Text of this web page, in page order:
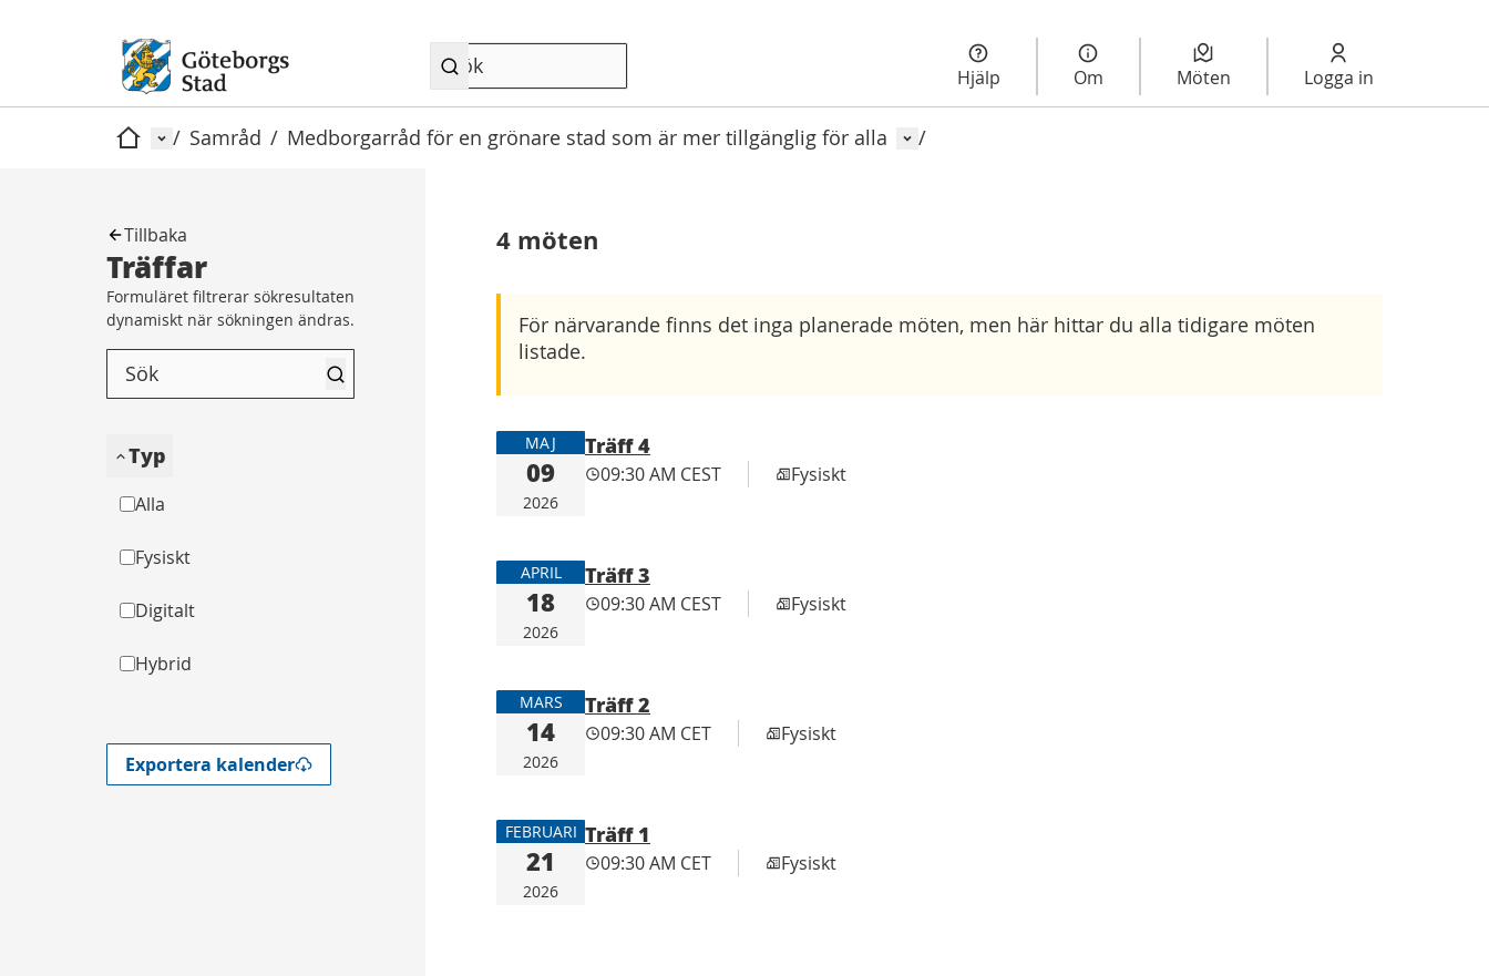
Hjälp Om Möten Logga in
HemMeny
/ Samråd / Medborgarråd för en grönare stad som är mer tillgänglig för alla Användarmeny
/
Tillbaka
Träffar
Formuläret filtrerar sökresultaten
dynamiskt när sökningen ändras.
Typ
Alla
Fysiskt
Digitalt
Hybrid
Exportera kalender
4 möten
För närvarande finns det inga planerade möten, men här hittar du alla tidigare möten
listade.
MAJ
09
2026
Träff 4
09:30 AM CEST Fysiskt
APRIL
18
2026
Träff 3
09:30 AM CEST Fysiskt
MARS
14
2026
Träff 2
09:30 AM CET Fysiskt
FEBRUARI
21
2026
Träff 1
09:30 AM CET Fysiskt